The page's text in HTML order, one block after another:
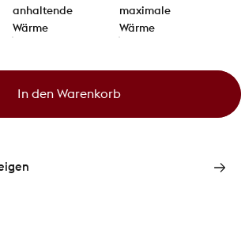
anhaltende
Wärme
maximale
Wärme
In den Warenkorb